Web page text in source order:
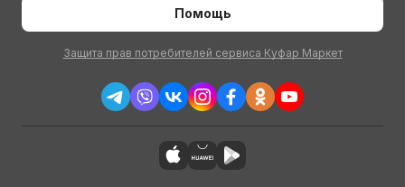
Помощь
Защита прав потребителей сервиса Куфар Маркет